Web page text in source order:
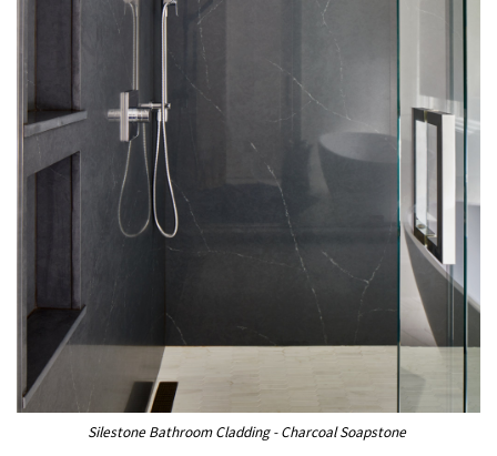
Silestone Bathroom Cladding - Charcoal Soapstone